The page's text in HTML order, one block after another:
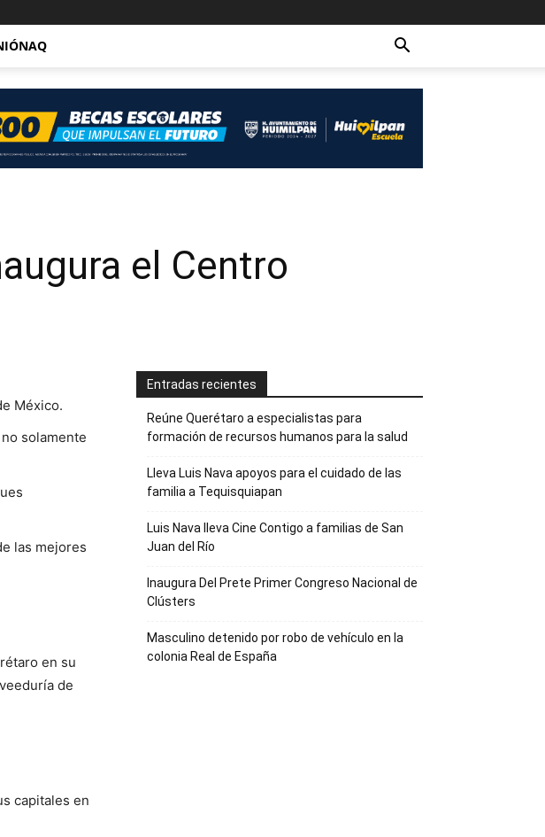
el Centro
México.
solamente
las mejores
en su
de
capitales en
Entradas recientes
Reúne Querétaro a especialistas para
formación de recursos humanos para la salud
Lleva Luis Nava apoyos para el cuidado de las
familia a Tequisquiapan
Luis Nava lleva Cine Contigo a familias de San
Juan del Río
Inaugura Del Prete Primer Congreso Nacional de
Clústers
Masculino detenido por robo de vehículo en la
colonia Real de España